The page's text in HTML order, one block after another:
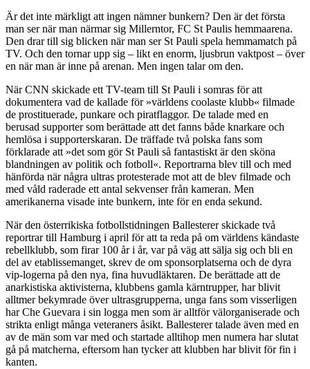
Är det inte märkligt att ingen nämner bunkern? Den är det första
man ser när man närmar sig Millerntor, FC St Paulis hemmaarena.
Den drar till sig blicken när man ser St Pauli spela hemmamatch på
TV. Och den tornar upp sig – likt en enorm, ljusbrun vaktpost – över
en när man är inne på arenan. Men ingen talar om den.
När CNN skickade ett TV-team till St Pauli i somras för att
dokumentera vad de kallade för »världens coolaste klubb« filmade
de prostituerade, punkare och piratflaggor. De talade med en
berusad supporter som berättade att det fanns både knarkare och
hemlösa i supporterskaran. De träffade två polska fans som
förklarade att »det som gör St Pauli så fantastiskt är den sköna
blandningen av politik och fotboll«. Reportrarna blev till och med
hänförda när några ultras protesterade mot att de blev filmade och
med våld raderade ett antal sekvenser från kameran. Men
amerikanerna visade inte bunkern, inte för en enda sekund.
När den österrikiska fotbollstidningen Ballesterer skickade två
reportrar till Hamburg i april för att ta reda på om världens kändaste
rebellklubb, som firar 100 år i år, var på väg att sälja sig och bli en
del av etablissemanget, skrev de om sponsorplatserna och de dyra
vip-logerna på den nya, fina huvudläktaren. De berättade att de
anarkistiska aktivisterna, klubbens gamla kärntrupper, har blivit
alltmer bekymrade över ultrasgrupperna, unga fans som visserligen
har Che Guevara i sin logga men som är alltför välorganiserade och
strikta enligt många veteraners åsikt. Ballesterer talade även med en
av de män som var med och startade alltihop men numera har slutat
gå på matcherna, eftersom han tycker att klubben har blivit för fin i
kanten.